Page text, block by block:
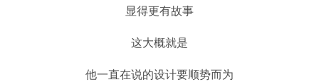
显得更有故事
这大概就是
他一直在说的设计要顺势而为